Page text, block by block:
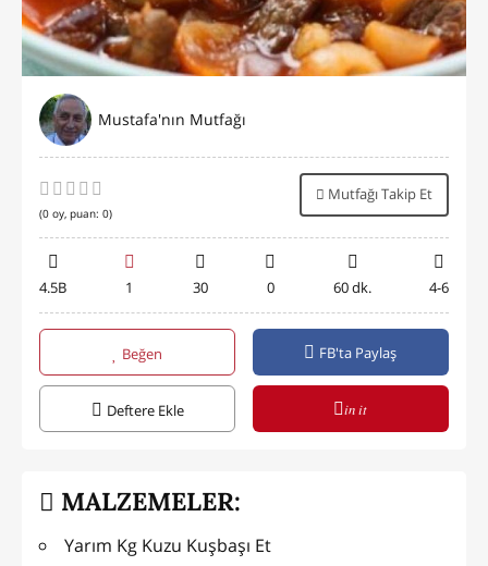
Mustafa'nın Mutfağı
(0 oy, puan: 0)
Mutfağı Takip Et
4.5B 1 30 0 60 dk. 4-6
Beğen FB'ta Paylaş
Deftere Ekle in it
MALZEMELER:
Yarım Kg Kuzu Kuşbaşı Et